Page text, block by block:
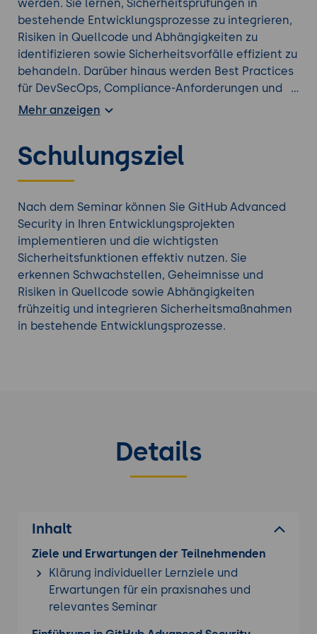
werden. Sie lernen, Sicherheitsprüfungen in
bestehende Entwicklungsprozesse zu integrieren,
Risiken in Quellcode und Abhängigkeiten zu
identifizieren sowie Sicherheitsvorfälle effizient zu
behandeln. Darüber hinaus werden Best Practices
für DevSecOps, Compliance-Anforderungen und
die Absicherung moderner Software-Lieferketten
Sie auf den produktiven Einsatz von GitHub
Advanced Security in Unternehmensumgebungen
Mehr anzeigen
Schulungsziel
Nach dem Seminar können Sie GitHub Advanced
Security in Ihren Entwicklungsprojekten
implementieren und die wichtigsten
Sicherheitsfunktionen effektiv nutzen. Sie
erkennen Schwachstellen, Geheimnisse und
Risiken in Quellcode sowie Abhängigkeiten
frühzeitig und integrieren Sicherheitsmaßnahmen
in bestehende Entwicklungsprozesse.
Details
Inhalt
Ziele und Erwartungen der Teilnehmenden
Klärung individueller Lernziele und
Erwartungen für ein praxisnahes und
relevantes Seminar